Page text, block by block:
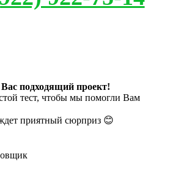
подходящий проект!
тест, чтобы мы помогли Вам
приятный сюрприз 😊